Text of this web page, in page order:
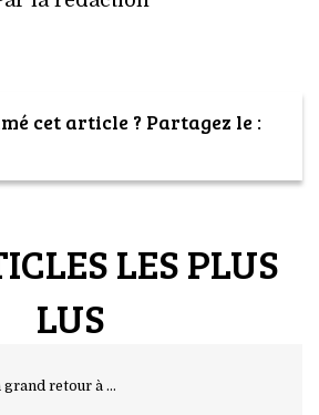
cet article ? Partagez le :
LES PLUS
LUS
grand retour à ...